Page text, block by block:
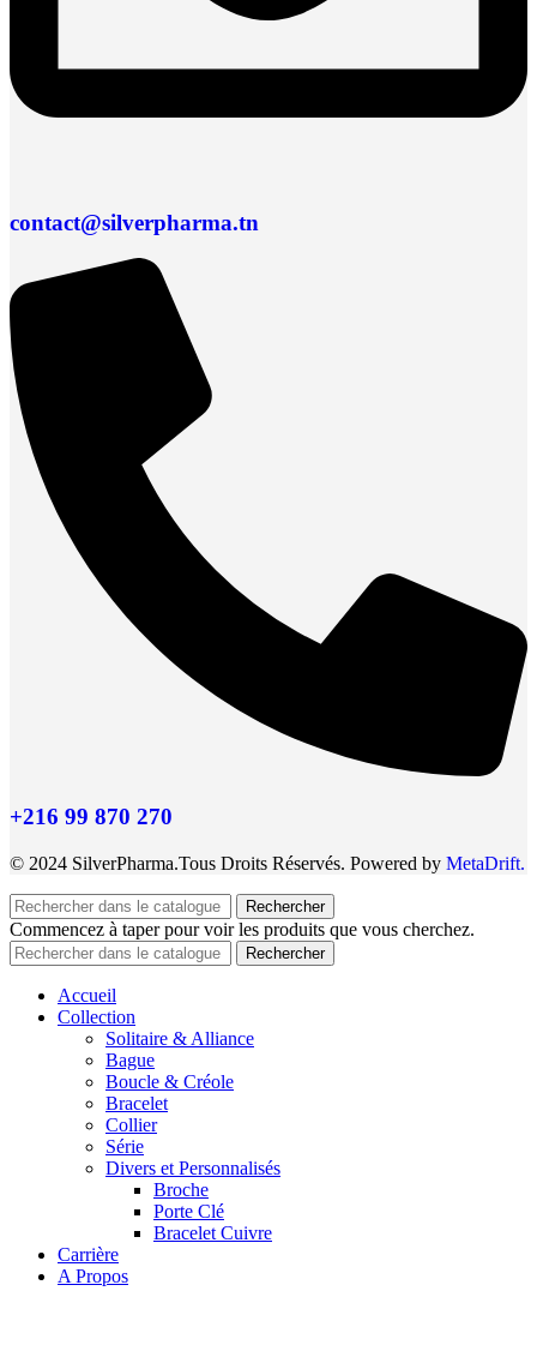
contact@silverpharma.tn
+216 99 870 270
© 2024 SilverPharma.Tous Droits Réservés. Powered by MetaDrift.
Rechercher
Commencez à taper pour voir les produits que vous cherchez.
Rechercher
Accueil
Collection
Solitaire & Alliance
Bague
Boucle & Créole
Bracelet
Collier
Série
Divers et Personnalisés
Broche
Porte Clé
Bracelet Cuivre
Carrière
A Propos